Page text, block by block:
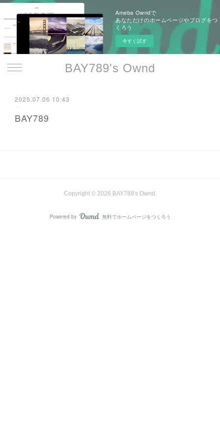
Ameba Owndで
あなただけのホームページやブログをつ
くろう
今すぐ試す
BAY789's Ownd
2025.07.06 10:43
BAY789
Copyright © 2026 BAY789's Ownd .
Powered by AmebaOwnd
無料でホームページをつくろう